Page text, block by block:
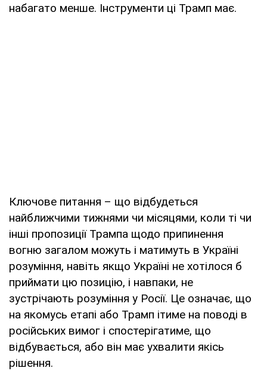
набагато менше. Інструменти ці Трамп має.
Ключове питання – що відбудеться
найближчими тижнями чи місяцями, коли ті чи
інші пропозиції Трампа щодо припинення
вогню загалом можуть і матимуть в Україні
розуміння, навіть якщо Україні не хотілося б
приймати цю позицію, і навпаки, не
зустрічають розуміння у Росії. Це означає, що
на якомусь етапі або Трамп ітиме на поводі в
російських вимог і спостерігатиме, що
відбувається, або він має ухвалити якісь
рішення.